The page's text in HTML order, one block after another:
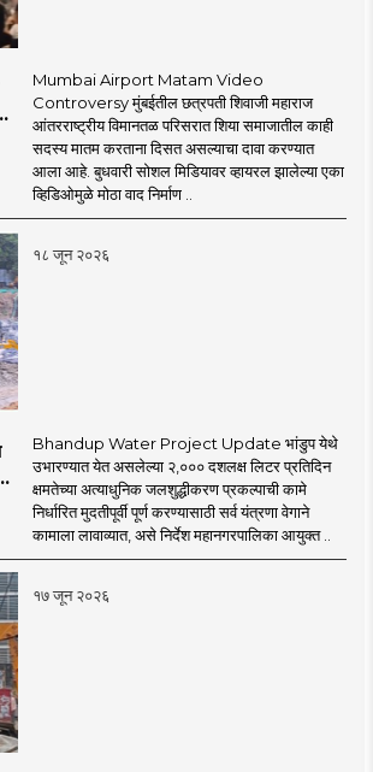
explosion. However, there is a
knowledge to
a modern role and approach
with culture,
and tradition.
are coming before you. Role in
'smart' journalism with a view,
for the new era, and
for a 'smart' Maharashtra will
of the game.
Mumbai Airport Matam Video
Controversy मुंबईतील छत्रपती शिवाजी महाराज
आंतरराष्ट्रीय विमानतळ परिसरात शिया समाजातील काही
सदस्य मातम करताना दिसत असल्याचा दावा करण्यात
आला आहे. बुधवारी सोशल मिडियावर व्हायरल झालेल्या एका
व्हिडिओमुळे मोठा वाद निर्माण ..
१८ जून २०२६
Bhandup Water Project Update भांडुप येथे
उभारण्यात येत असलेल्या २,००० दशलक्ष लिटर प्रतिदिन
क्षमतेच्या अत्याधुनिक जलशुद्धीकरण प्रकल्पाची कामे
निर्धारित मुदतीपूर्वी पूर्ण करण्यासाठी सर्व यंत्रणा वेगाने
कामाला लावाव्यात, असे निर्देश महानगरपालिका आयुक्त ..
१७ जून २०२६